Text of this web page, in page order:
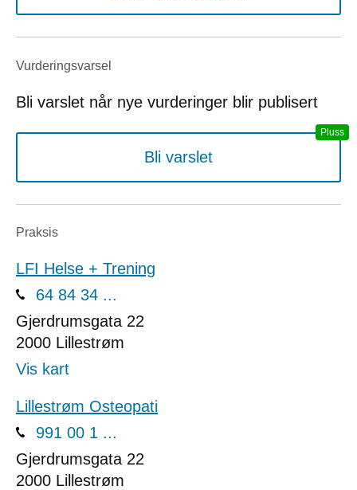
Vurderings­varsel
Bli varslet når nye vurderinger blir publisert
Bli varslet
Praksis
LFI Helse + Trening
64 84 34 ...
Gjerdrumsgata 22
2000 Lillestrøm
Vis kart
Lillestrøm Osteopati
991 00 1 ...
Gjerdrumsgata 22
2000 Lillestrøm